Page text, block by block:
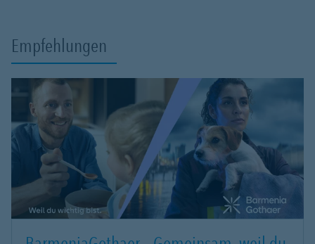
Empfehlungen